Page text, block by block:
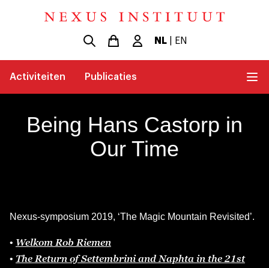
NL| EN
Activiteiten Publicaties
Being Hans Castorp in
Our Time
Nexus-symposium 2019, ‘The Magic Mountain Revisited’.
• Welkom Rob Riemen
• The Return of Settembrini and Naphta in the 21st